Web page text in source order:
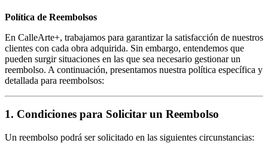
Política de Reembolsos
En CalleArte+, trabajamos para garantizar la satisfacción de nuestros
clientes con cada obra adquirida. Sin embargo, entendemos que
pueden surgir situaciones en las que sea necesario gestionar un
reembolso. A continuación, presentamos nuestra política específica y
detallada para reembolsos:
1. Condiciones para Solicitar un Reembolso
Un reembolso podrá ser solicitado en las siguientes circunstancias: